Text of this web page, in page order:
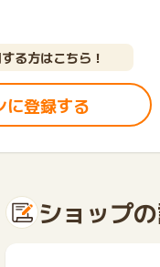
る方はこちら！
に登録する
ショップ